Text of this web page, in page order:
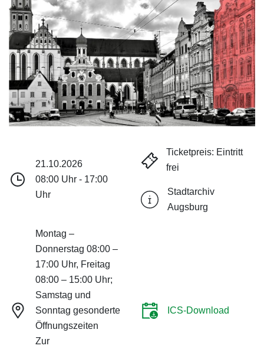
21.10.2026
08:00 Uhr - 17:00
Uhr
Ticketpreis: Eintritt
frei
Stadtarchiv
Augsburg
Montag –
Donnerstag 08:00 –
17:00 Uhr, Freitag
08:00 – 15:00 Uhr;
Samstag und
Sonntag gesonderte
Öffnungszeiten
Zur
ICS-Download